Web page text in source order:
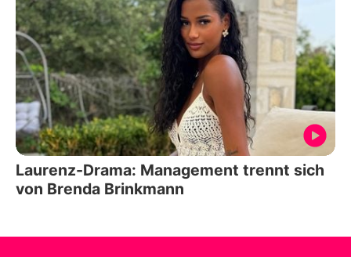
Laurenz-Drama: Management trennt sich
von Brenda Brinkmann